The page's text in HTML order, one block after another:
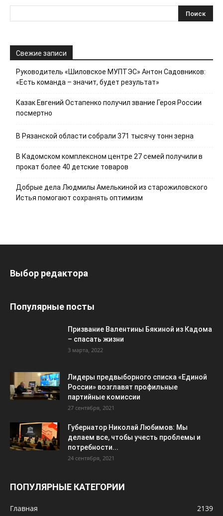
Свежие записи
Руководитель «Шиловское МУПТЭС» Антон Садовников:
«Есть команда – значит, будет результат»
Казак Евгений Остапенко получил звание Героя России
посмертно
В Рязанской области собрали 371 тысячу тонн зерна
В Кадомском комплексном центре 27 семей получили в
прокат более 40 детские товаров
Добрые дела Людмилы Амелькиной из старожиловского
Истья помогают сохранять оптимизм
Выбор редактора
Популярные посты
Призвание Валентины Бякиной из Кадома
– спасать жизни
3 марта, 2022
Лидеры предвыборного списка «Единой
России» возглавят профильные
партийные комиссии
27 сентября, 2021
Губернатор Николай Любимов: Мы
делаем все, чтобы учесть проблемы и
потребности...
24 сентября, 2021
ПОПУЛЯРНЫЕ КАТЕГОРИИ
Главная 2139